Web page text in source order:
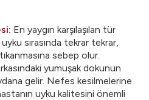
En yaygın karşılaşılan tür
sırasında tekrar tekrar,
sebep olur.
yumuşak dokunun
gelir. Nefes kesilmelerine
uyku kalitesini önemli